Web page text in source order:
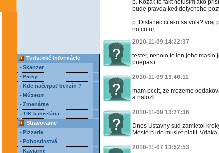
Turistické informácie
- Skanzen
- Parky
- Kde načerpať benzín ?
- Múzeum
- Zmenárne
- TIK kancelária
Stravovanie
- Pizzerie
- Pohostinstvá
- Kaviarne
p. Kozak to fakt netusim ako
bude pravda ked dotycneho
p. Distanec ci ako sa vola? vraj
no co uz
2010-11-09 14:22:37
tester, nebolo to len jeho
priepasti
2010-11-09 13:46:11
mam pocit, ze mozeme
a nalozil....
2010-11-09 13:27:36
Dnes Ustavny sud zamietol
Mesto bude musiet platit.
2010-11-07 13:52:53